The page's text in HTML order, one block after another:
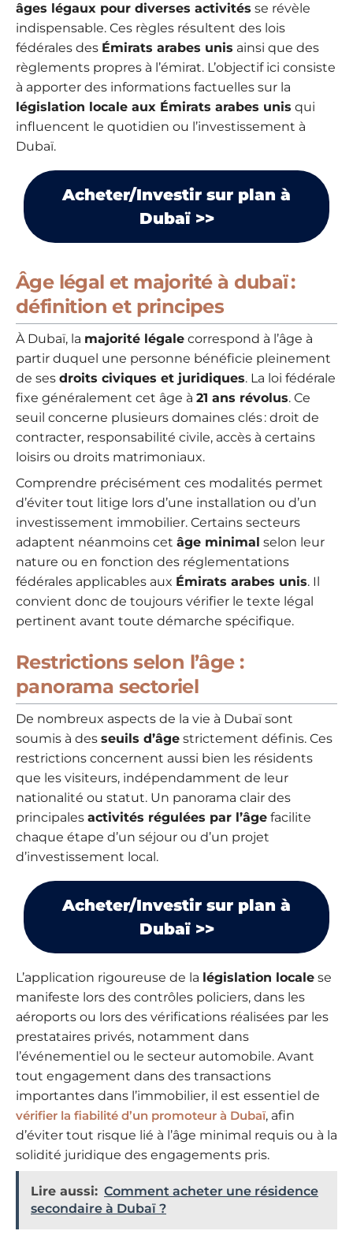
âges légaux pour diverses activités se révèle
indispensable. Ces règles résultent des lois
fédérales des Émirats arabes unis ainsi que des
règlements propres à l’émirat. L’objectif ici consiste
à apporter des informations factuelles sur la
législation locale aux Émirats arabes unis qui
influencent le quotidien ou l’investissement à
Dubaï.
Acheter/Investir sur plan à
Dubaï >>
Âge légal et majorité à dubaï :
définition et principes
À Dubaï, la majorité légale correspond à l’âge à
partir duquel une personne bénéficie pleinement
de ses droits civiques et juridiques. La loi fédérale
fixe généralement cet âge à 21 ans révolus. Ce
seuil concerne plusieurs domaines clés : droit de
contracter, responsabilité civile, accès à certains
loisirs ou droits matrimoniaux.
Comprendre précisément ces modalités permet
d’éviter tout litige lors d’une installation ou d’un
investissement immobilier. Certains secteurs
adaptent néanmoins cet âge minimal selon leur
nature ou en fonction des réglementations
fédérales applicables aux Émirats arabes unis. Il
convient donc de toujours vérifier le texte légal
pertinent avant toute démarche spécifique.
Restrictions selon l’âge :
panorama sectoriel
De nombreux aspects de la vie à Dubaï sont
soumis à des seuils d’âge strictement définis. Ces
restrictions concernent aussi bien les résidents
que les visiteurs, indépendamment de leur
nationalité ou statut. Un panorama clair des
principales activités régulées par l’âge facilite
chaque étape d’un séjour ou d’un projet
d’investissement local.
Acheter/Investir sur plan à
Dubaï >>
L’application rigoureuse de la législation locale se
manifeste lors des contrôles policiers, dans les
aéroports ou lors des vérifications réalisées par les
prestataires privés, notamment dans
l’événementiel ou le secteur automobile. Avant
tout engagement dans des transactions
importantes dans l’immobilier, il est essentiel de
vérifier la fiabilité d’un promoteur à Dubaï, afin
d’éviter tout risque lié à l’âge minimal requis ou à la
solidité juridique des engagements pris.
Lire aussi: Comment acheter une résidence
secondaire à Dubaï ?